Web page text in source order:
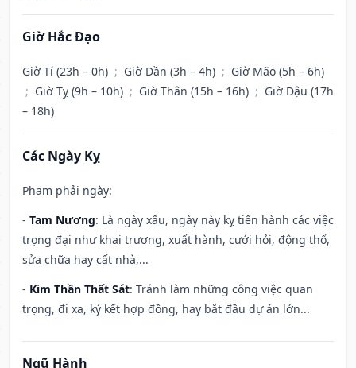
Giờ Hắc Đạo
Giờ Tí (23h – 0h) ; Giờ Dần (3h – 4h) ; Giờ Mão (5h – 6h)
; Giờ Tỵ (9h – 10h) ; Giờ Thân (15h – 16h) ; Giờ Dậu (17h
– 18h)
Các Ngày Kỵ
Phạm phải ngày:
- Tam Nương: Là ngày xấu, ngày này kỵ tiến hành các việc
trọng đại như khai trương, xuất hành, cưới hỏi, động thổ,
sửa chữa hay cất nhà,...
- Kim Thần Thất Sát: Tránh làm những công việc quan
trọng, đi xa, ký kết hợp đồng, hay bắt đầu dự án lớn...
Ngũ Hành